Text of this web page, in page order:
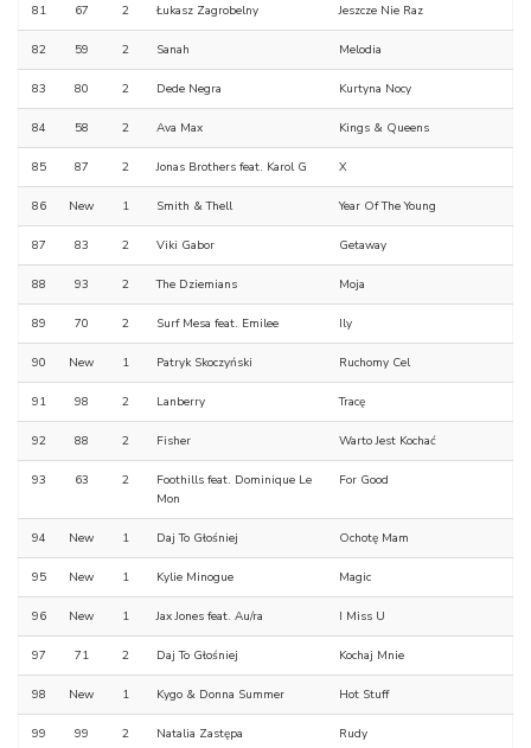
81 67 2 Łukasz Zagrobelny Jeszcze Nie Raz
82 59 2 Sanah Melodia
83 80 2 Dede Negra Kurtyna Nocy
84 58 2 Ava Max Kings & Queens
85 87 2 Jonas Brothers feat. Karol G X
86 New 1 Smith & Thell Year Of The Young
87 83 2 Viki Gabor Getaway
88 93 2 The Dziemians Moja
89 70 2 Surf Mesa feat. Emilee Ily
90 New 1 Patryk Skoczyński Ruchomy Cel
91 98 2 Lanberry Tracę
92 88 2 Fisher Warto Jest Kochać
93 63 2
Foothills feat. Dominique Le
Mon
For Good
94 New 1 Daj To Głośniej Ochotę Mam
95 New 1 Kylie Minogue Magic
96 New 1 Jax Jones feat. Au/ra I Miss U
97 71 2 Daj To Głośniej Kochaj Mnie
98 New 1 Kygo & Donna Summer Hot Stuff
99 99 2 Natalia Zastępa Rudy